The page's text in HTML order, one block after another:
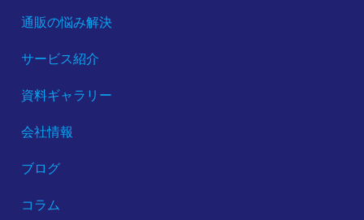
通販の悩み解決
サービス紹介
資料ギャラリー
会社情報
ブログ
コラム